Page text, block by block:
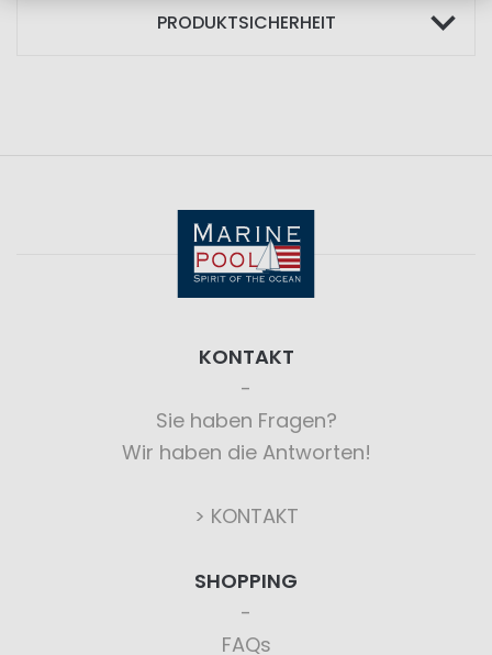
PRODUKTSICHERHEIT
KONTAKT
Sie haben Fragen?
Wir haben die Antworten!
> KONTAKT
SHOPPING
FAQs